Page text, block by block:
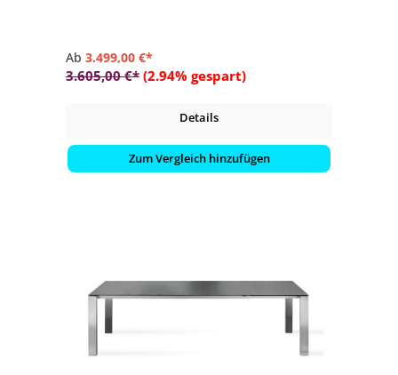
Ab 3.499,00 €*
3.605,00 €* (2.94% gespart)
Details
Zum Vergleich hinzufügen